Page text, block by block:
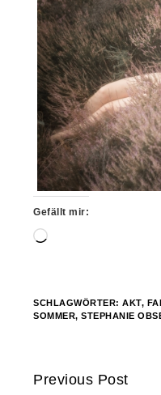
Gefällt mir:
Wird
SCHLAGWÖRTER:AKT,
SOMMER,STEPHANIE
Continue
Previous Post